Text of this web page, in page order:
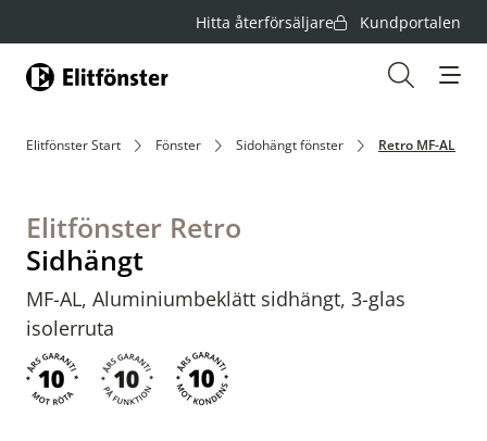
Hitta återförsäljare Kundportalen
Hem
Elitfönster Start Fönster Sidohängt fönster Retro MF-AL
Elitfönster Retro
Sidhängt
MF-AL, Aluminiumbeklätt sidhängt, 3-glas
isolerruta